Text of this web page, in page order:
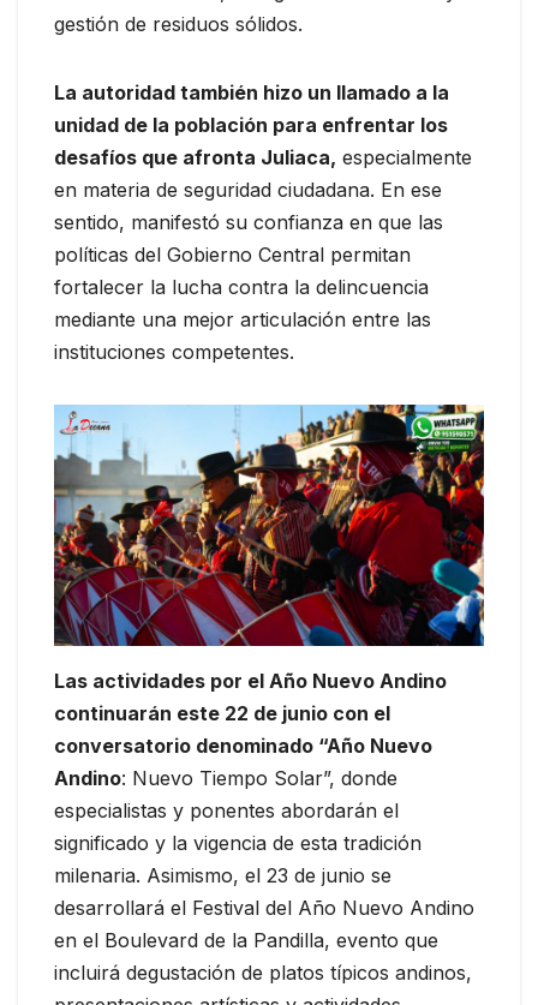
gestión de residuos sólidos.
La autoridad también hizo un llamado a la
unidad de la población para enfrentar los
desafíos que afronta Juliaca, especialmente
en materia de seguridad ciudadana. En ese
sentido, manifestó su confianza en que las
políticas del Gobierno Central permitan
fortalecer la lucha contra la delincuencia
mediante una mejor articulación entre las
instituciones competentes.
Las actividades por el Año Nuevo Andino
continuarán este 22 de junio con el
conversatorio denominado “Año Nuevo
Andino: Nuevo Tiempo Solar”, donde
especialistas y ponentes abordarán el
significado y la vigencia de esta tradición
milenaria. Asimismo, el 23 de junio se
desarrollará el Festival del Año Nuevo Andino
en el Boulevard de la Pandilla, evento que
incluirá degustación de platos típicos andinos,